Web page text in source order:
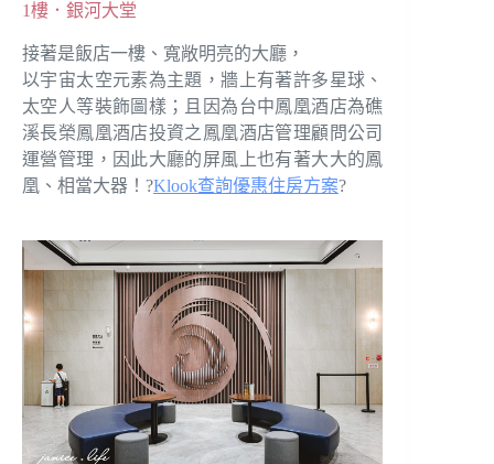
1樓．銀河大堂
接著是飯店一樓、寬敞明亮的大廳，
以宇宙太空元素為主題，牆上有著許多星球、
太空人等裝飾圖樣；且因為台中鳳凰酒店為礁
溪長榮鳳凰酒店投資之鳳凰酒店管理顧問公司
運營管理，因此大廳的屏風上也有著大大的鳳
凰、相當大器！?Klook查詢優惠住房方案?